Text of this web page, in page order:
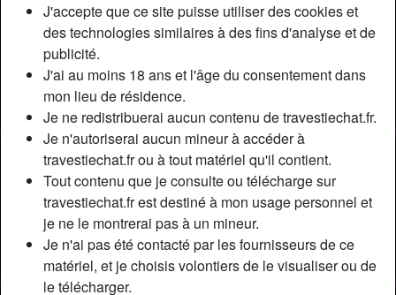
J'accepte que ce site puisse utiliser des cookies et
des technologies similaires à des fins d'analyse et de
publicité.
J'ai au moins 18 ans et l'âge du consentement dans
mon lieu de résidence.
Je ne redistribuerai aucun contenu de travestiechat.fr.
Je n'autoriserai aucun mineur à accéder à
travestiechat.fr ou à tout matériel qu'il contient.
Tout contenu que je consulte ou télécharge sur
travestiechat.fr est destiné à mon usage personnel et
je ne le montrerai pas à un mineur.
Je n'ai pas été contacté par les fournisseurs de ce
matériel, et je choisis volontiers de le visualiser ou de
le télécharger.
Nickname:
Coolguy
Âge:
47
Pays:
France
Département:
Hérault
Sexe:
Homme